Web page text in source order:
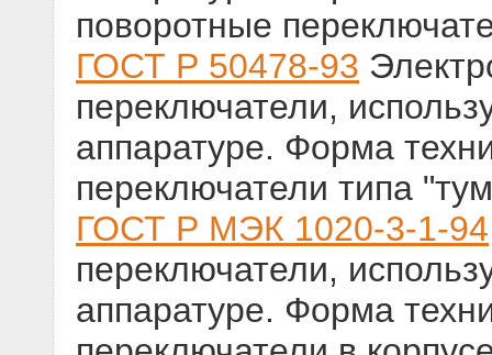
поворотные
ГОСТ Р 50478-93
переключатели,
аппаратуре. Форма
переключатели типа
ГОСТ Р МЭК 1020-3-1-94
переключатели,
аппаратуре. Форма